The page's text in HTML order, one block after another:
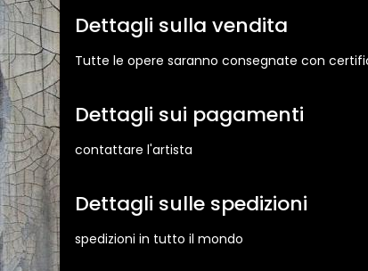
Dettagli sulla vendita
Tutte le opere saranno consegnate con
Dettagli sui pagamenti
contattare l'artista
Dettagli sulle spedizioni
spedizioni in tutto il mondo